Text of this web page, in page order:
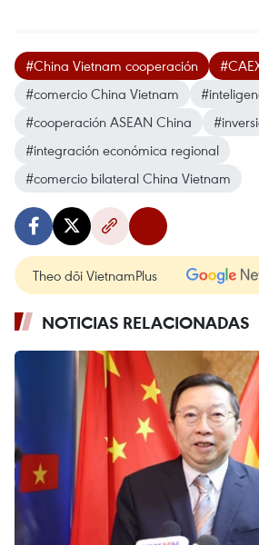
#China Vietnam cooperación
#comercio China Vietnam
#cooperación ASEAN China
#integración económica regional
#comercio bilateral China Vietnam
Theo dõi VietnamPlus
NOTICIAS RELACIONADAS